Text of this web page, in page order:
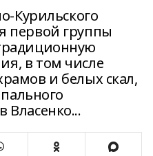
Курильского
первой группы
в том числе
и белых скал,
Власенко...